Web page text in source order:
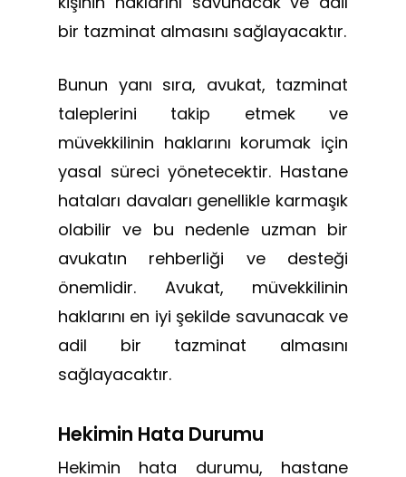
bir tazminat almasını sağlayacaktır.
Bunun yanı sıra, avukat, tazminat
taleplerini takip etmek ve
müvekkilinin haklarını korumak için
yasal süreci yönetecektir. Hastane
hataları davaları genellikle karmaşık
olabilir ve bu nedenle uzman bir
avukatın rehberliği ve desteği
önemlidir. Avukat, müvekkilinin
haklarını en iyi şekilde savunacak ve
adil bir tazminat almasını
sağlayacaktır.
Hekimin Hata Durumu
Hekimin hata durumu, hastane